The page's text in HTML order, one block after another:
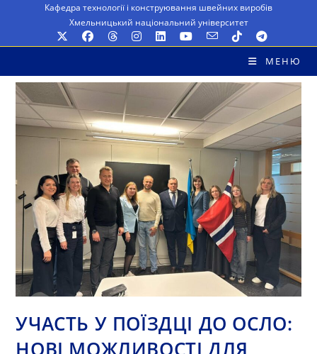
вмісту
Кафедра технології і конструювання швейних виробів
Хмельницький національний університет
МЕНЮ
УЧАСТЬ У ПОЇЗДЦІ ДО ОСЛО: